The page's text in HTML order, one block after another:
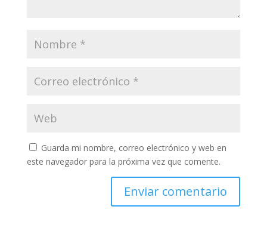
Guarda mi nombre, correo electrónico y web en
este navegador para la próxima vez que comente.